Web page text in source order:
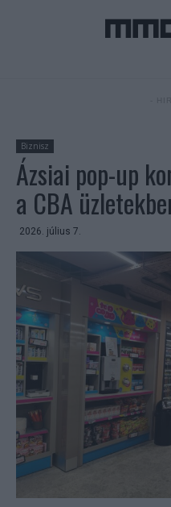
Biznisz
Ázsiai pop-up
a CBA
2026. július 7.